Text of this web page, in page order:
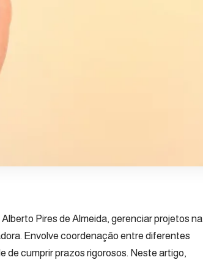
Pires de Almeida, gerenciar projetos na
Envolve coordenação entre diferentes
de cumprir prazos rigorosos. Neste artigo,